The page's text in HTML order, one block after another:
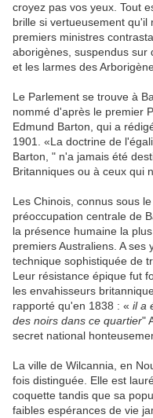
croyez pas vos yeux. Tout
brille si vertueusement
premiers ministres
aborigènes, suspendus sur
et les larmes des
Le Parlement se trouve à
nommé d'après le premier
Edmund Barton, qui a
1901. «La doctrine de
Barton, " n'a jamais été
Britanniques ou à ceux qui
Les Chinois, connus sous
préoccupation centrale de
la présence humaine la
premiers Australiens. A
technique sophistiquée de
Leur résistance épique fut
les envahisseurs
rapporté qu'en 1838 : « il a
des noirs dans ce quartier"
secret national
La ville de Wilcannia, en
fois distinguée. Elle est
coquette tandis que sa
faibles espérances de vie